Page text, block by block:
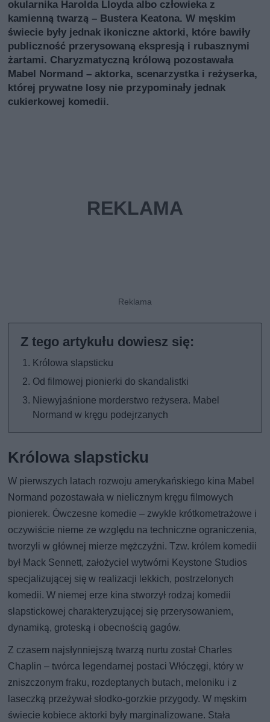
okularnika Harolda Lloyda albo człowieka z
kamienną twarzą – Bustera Keatona. W męskim
świecie były jednak ikoniczne aktorki, które bawiły
publiczność przerysowaną ekspresją i rubasznymi
żartami. Charyzmatyczną królową pozostawała
Mabel Normand – aktorka, scenarzystka i reżyserka,
której prywatne losy nie przypominały jednak
cukierkowej komedii.
Królowa slapsticku
Od filmowej pionierki do skandalistki
Niewyjaśnione morderstwo reżysera. Mabel
Normand w kręgu podejrzanych
Królowa slapsticku
W pierwszych latach rozwoju amerykańskiego kina Mabel
Normand pozostawała w nielicznym kręgu filmowych
pionierek. Ówczesne komedie – zwykle krótkometrażowe i
oczywiście nieme ze względu na techniczne ograniczenia,
tworzyli w głównej mierze mężczyźni. Tzw. królem komedii
był Mack Sennett, założyciel wytwórni Keystone Studios
specjalizującej się w realizacji lekkich, postrzelonych
komedii. W niemej erze kina stworzył rodzaj komedii
slapstickowej charakteryzującej się przerysowaniem,
dynamiką, groteską i obecnością gagów.
Z czasem najsłynniejszą twarzą nurtu został Charles
Chaplin – twórca legendarnej postaci Włóczęgi, który w
zniszczonym fraku, rozdeptanych butach, meloniku i z
laseczką przeżywał słodko-gorzkie przygody. W męskim
świecie kobiece aktorki były marginalizowane. Stała